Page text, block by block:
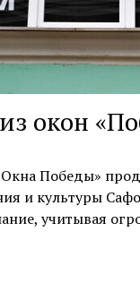
окон
Победы»
и культуры
учитывая